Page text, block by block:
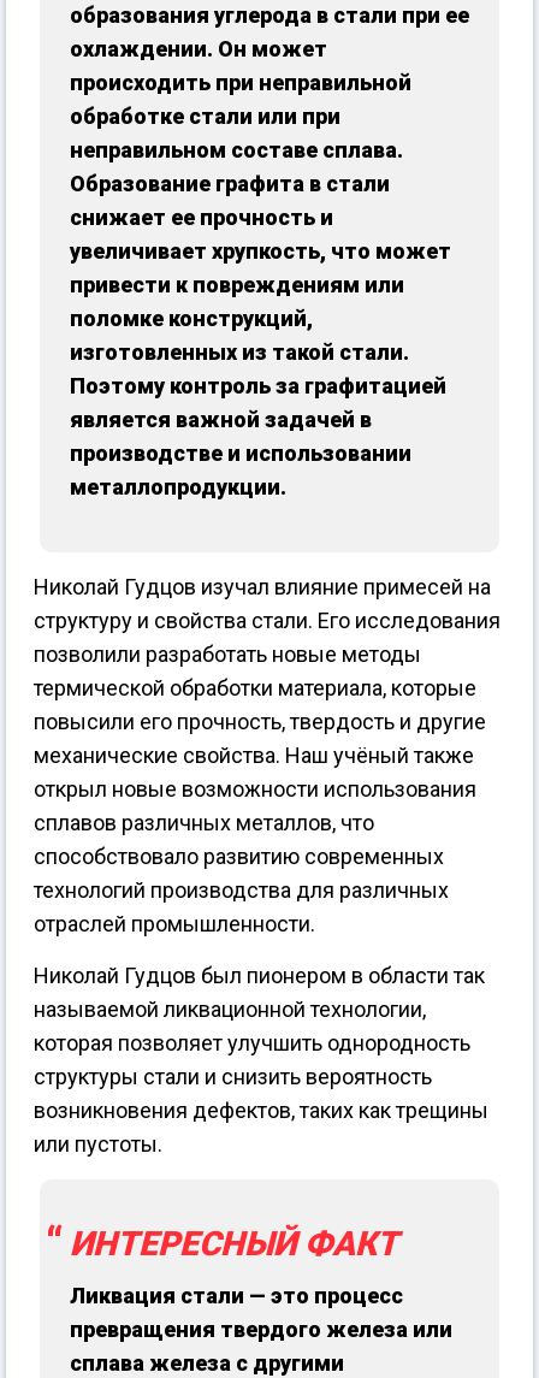
образования углерода в стали при ее
охлаждении. Он может
происходить при неправильной
обработке стали или при
неправильном составе сплава.
Образование графита в стали
снижает ее прочность и
увеличивает хрупкость, что может
привести к повреждениям или
поломке конструкций,
изготовленных из такой стали.
Поэтому контроль за графитацией
является важной задачей в
производстве и использовании
металлопродукции.
Николай Гудцов изучал влияние примесей на
структуру и свойства стали. Его исследования
позволили разработать новые методы
термической обработки материала, которые
повысили его прочность, твердость и другие
механические свойства. Наш учёный также
открыл новые возможности использования
сплавов различных металлов, что
способствовало развитию современных
технологий производства для различных
отраслей промышленности.
Николай Гудцов был пионером в области так
называемой ликвационной технологии,
которая позволяет улучшить однородность
структуры стали и снизить вероятность
возникновения дефектов, таких как трещины
или пустоты.
ИНТЕРЕСНЫЙ ФАКТ
Ликвация стали — это процесс
превращения твердого железа или
сплава железа с другими